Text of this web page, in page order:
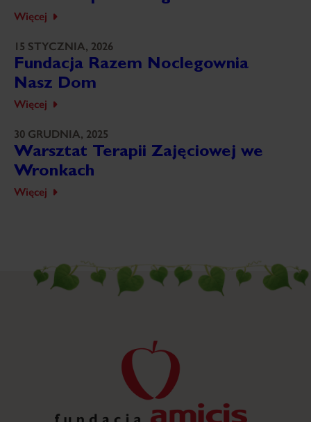
Więcej
15 STYCZNIA, 2026
Fundacja Razem Noclegownia
Nasz Dom
Więcej
30 GRUDNIA, 2025
Warsztat Terapii Zajęciowej we
Wronkach
Więcej